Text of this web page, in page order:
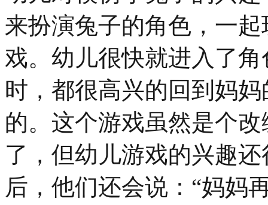
来扮演兔子的角色，一
戏。幼儿很快就进入了
时，都很高兴的回到妈
的。这个游戏虽然是个
了，但幼儿游戏的兴趣
后，他们还会说：“妈妈